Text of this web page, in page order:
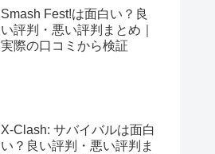
Smash Fest!は面白い？良
い評判・悪い評判まとめ｜
実際の口コミから検証
X-Clash: サバイバルは面白
い？良い評判・悪い評判ま